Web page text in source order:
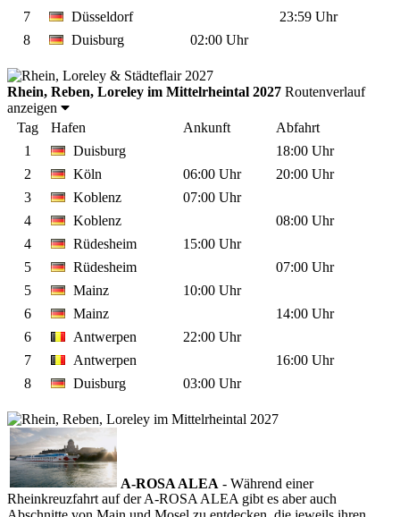
7
Düsseldorf
23:59 Uhr
8
Duisburg 02:00 Uhr
Rhein, Reben, Loreley im Mittelrheintal 2027 Routenverlauf
anzeigen
Tag
Hafen Ankunft
Abfahrt
1
Duisburg
18:00 Uhr
2
Köln 06:00 Uhr
20:00 Uhr
3
Koblenz
07:00 Uhr
4
Koblenz
08:00 Uhr
4
Rüdesheim
15:00 Uhr
5
Rüdesheim
07:00 Uhr
5
Mainz
10:00 Uhr
6
Mainz
14:00 Uhr
6
Antwerpen
22:00 Uhr
7
Antwerpen
16:00 Uhr
8
Duisburg 03:00 Uhr
A-ROSA ALEA - Während einer
Rheinkreuzfahrt auf der A-ROSA ALEA gibt es aber auch